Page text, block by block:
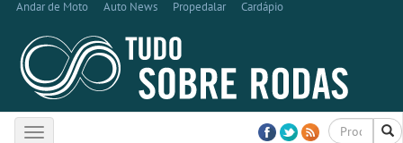
Andar de Moto Auto News Propedalar Cardápio
Toggle